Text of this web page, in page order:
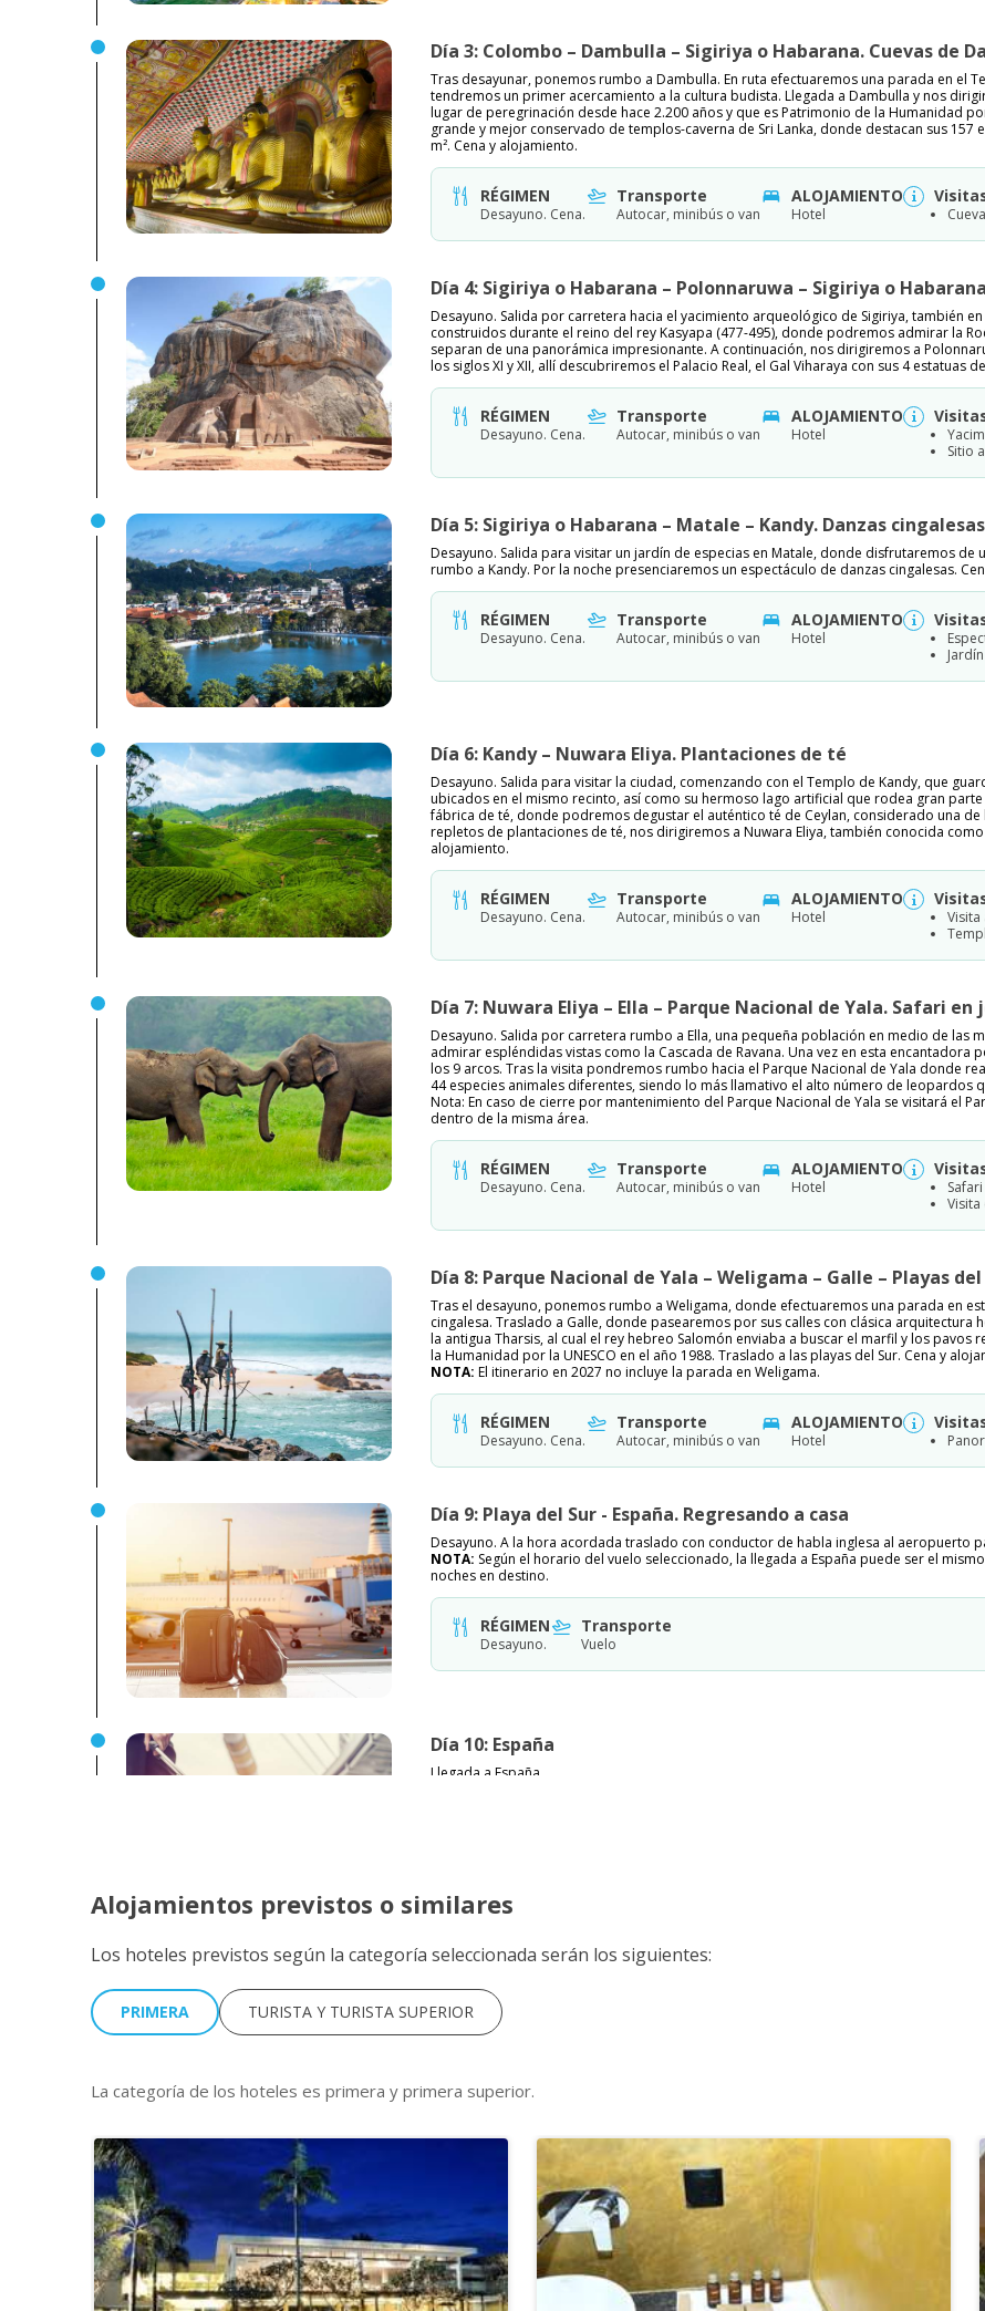
Día 3: Colombo – Dambulla – Sigiriya o Habarana. Cuevas de
Tras desayunar, ponemos rumbo a Dambulla. En ruta efectuaremos una parada en el
tendremos un primer acercamiento a la cultura budista. Llegada a Dambulla y nos
lugar de peregrinación desde hace 2.200 años y que es Patrimonio de la Humanidad
grande y mejor conservado de templos-caverna de Sri Lanka, donde destacan sus
m². Cena y alojamiento.
RÉGIMEN
Desayuno. Cena.
Transporte
Autocar, minibús o van
ALOJAMIENTO
Hotel
Día 4: Sigiriya o Habarana – Polonnaruwa – Sigiriya o
Desayuno. Salida por carretera hacia el yacimiento arqueológico de Sigiriya, también
construidos durante el reino del rey Kasyapa (477-495), donde podremos admirar la
separan de una panorámica impresionante. A continuación, nos dirigiremos a
los siglos XI y XII, allí descubriremos el Palacio Real, el Gal Viharaya con sus 4 estatuas
RÉGIMEN
Desayuno. Cena.
Transporte
Autocar, minibús o van
ALOJAMIENTO
Hotel
Sitio
Día 5: Sigiriya o Habarana – Matale – Kandy. Danzas cingalesas
Desayuno. Salida para visitar un jardín de especias en Matale, donde disfrutaremos
rumbo a Kandy. Por la noche presenciaremos un espectáculo de danzas cingalesas.
RÉGIMEN
Desayuno. Cena.
Transporte
Autocar, minibús o van
ALOJAMIENTO
Hotel
Día 6: Kandy – Nuwara Eliya. Plantaciones de té
Desayuno. Salida para visitar la ciudad, comenzando con el Templo de Kandy, que
ubicados en el mismo recinto, así como su hermoso lago artificial que rodea gran
fábrica de té, donde podremos degustar el auténtico té de Ceylan, considerado una
repletos de plantaciones de té, nos dirigiremos a Nuwara Eliya, también conocida
alojamiento.
RÉGIMEN
Desayuno. Cena.
Transporte
Autocar, minibús o van
ALOJAMIENTO
Hotel
Visita
Día 7: Nuwara Eliya – Ella – Parque Nacional de Yala. Safari en
Desayuno. Salida por carretera rumbo a Ella, una pequeña población en medio de
admirar espléndidas vistas como la Cascada de Ravana. Una vez en esta
los 9 arcos. Tras la visita pondremos rumbo hacia el Parque Nacional de Yala donde
44 especies animales diferentes, siendo lo más llamativo el alto número de leopardos
Nota: En caso de cierre por mantenimiento del Parque Nacional de Yala se visitará el
dentro de la misma área.
RÉGIMEN
Desayuno. Cena.
Transporte
Autocar, minibús o van
ALOJAMIENTO
Hotel
Visita
Día 8: Parque Nacional de Yala – Weligama – Galle – Playas
Tras el desayuno, ponemos rumbo a Weligama, donde efectuaremos una parada en
cingalesa. Traslado a Galle, donde pasearemos por sus calles con clásica arquitectura
la antigua Tharsis, al cual el rey hebreo Salomón enviaba a buscar el marfil y los
la Humanidad por la UNESCO en el año 1988. Traslado a las playas del Sur. Cena y
NOTA: El itinerario en 2027 no incluye la parada en Weligama.
RÉGIMEN
Desayuno. Cena.
Transporte
Autocar, minibús o van
ALOJAMIENTO
Hotel
Día 9: Playa del Sur - España. Regresando a casa
Desayuno. A la hora acordada traslado con conductor de habla inglesa al aeropuerto
NOTA: Según el horario del vuelo seleccionado, la llegada a España puede ser el
noches en destino.
RÉGIMEN
Desayuno.
Transporte
Vuelo
Día 10: España
Llegada a España.
Alojamientos previstos o similares
Los hoteles previstos según la categoría seleccionada serán los siguientes:
PRIMERA TURISTA Y TURISTA SUPERIOR
La categoría de los hoteles es primera y primera superior.